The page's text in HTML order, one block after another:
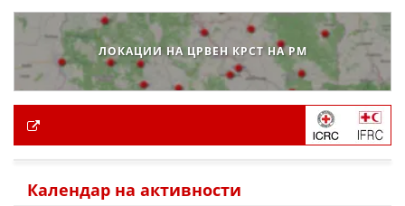
ЛОКАЦИИ НА ЦРВЕН КРСТ НА РМ
Календар на активности